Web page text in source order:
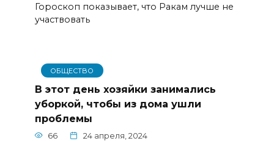
Гороскоп показывает, что Ракам лучше не
участвовать
ОБЩЕСТВО
В этот день хозяйки занимались
уборкой, чтобы из дома ушли
проблемы
66 24 апреля, 2024